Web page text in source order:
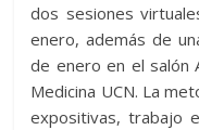
dos sesiones
enero, además de
de enero en el salón
Medicina UCN. La
expositivas, trabajo